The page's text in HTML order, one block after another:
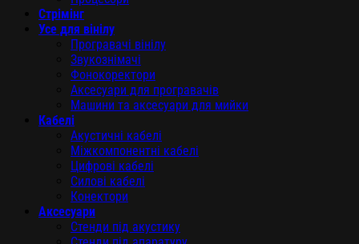
Стрімінг
Усе для вінілу
Програвачі вінілу
Звукознімачі
Фонокоректори
Аксесуари для програвачів
Машини та аксесуари для мийки
Кабелі
Акустичні кабелі
Міжкомпонентні кабелі
Цифрові кабелі
Силові кабелі
Конектори
Аксесуари
Стенди під акустику